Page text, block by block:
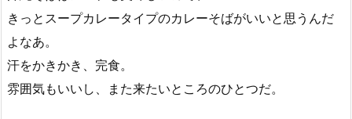
きっとスープカレータイプのカレーそばがいいと思うんだ
よなあ。
汗をかきかき、完食。
雰囲気もいいし、また来たいところのひとつだ。